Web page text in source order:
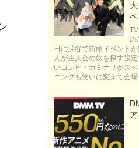
の
日に渋谷で街頭イベント
人が主人公の妹を探す設
いコンビ・カミナリがス
ニングも笑いに変えて会場